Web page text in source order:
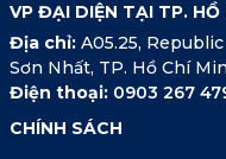
VP ĐẠI DIỆN TẠI TP. HỒ
Địa chỉ: A05.25,
Sơn Nhất, TP. Hồ Chí
Điện thoại: 0903 267
CHÍNH SÁCH